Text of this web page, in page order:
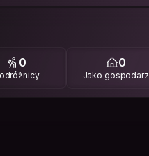
0 0
Jako gospodarz